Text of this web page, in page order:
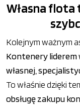
Własna
Kolejnym ważnym
Kontenery liderem
własnej,
To właśnie dzięki
obsługę zakupu